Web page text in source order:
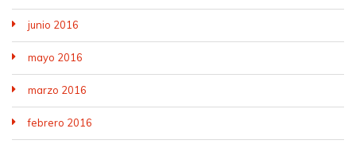
junio 2016
mayo 2016
marzo 2016
febrero 2016